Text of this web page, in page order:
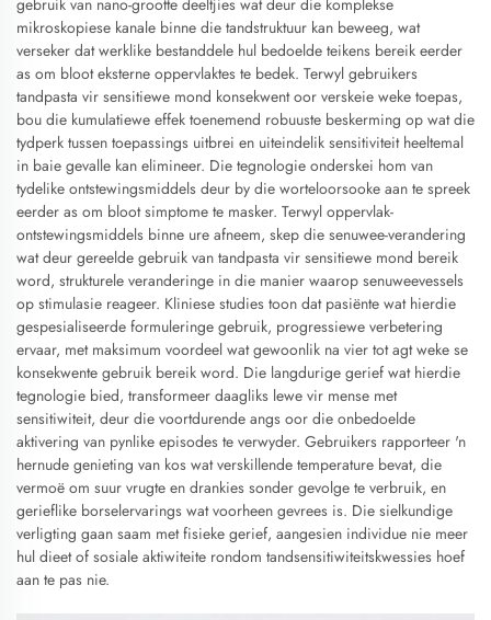
gebruik van nano-grootte deeltjies wat deur die komplekse
mikroskopiese kanale binne die tandstruktuur kan beweeg, wat
verseker dat werklike bestanddele hul bedoelde teikens bereik eerder
as om bloot eksterne oppervlaktes te bedek. Terwyl gebruikers
tandpasta vir sensitiewe mond konsekwent oor verskeie weke toepas,
bou die kumulatiewe effek toenemend robuuste beskerming op wat die
tydperk tussen toepassings uitbrei en uiteindelik sensitiviteit heeltemal
in baie gevalle kan elimineer. Die tegnologie onderskei hom van
tydelike ontstewingsmiddels deur by die worteloorsooke aan te spreek
eerder as om bloot simptome te masker. Terwyl oppervlak-
ontstewingsmiddels binne ure afneem, skep die senuwee-verandering
wat deur gereelde gebruik van tandpasta vir sensitiewe mond bereik
word, strukturele veranderinge in die manier waarop senuweevessels
op stimulasie reageer. Kliniese studies toon dat pasiënte wat hierdie
gespesialiseerde formuleringe gebruik, progressiewe verbetering
ervaar, met maksimum voordeel wat gewoonlik na vier tot agt weke se
konsekwente gebruik bereik word. Die langdurige gerief wat hierdie
tegnologie bied, transformeer daagliks lewe vir mense met
sensitiwiteit, deur die voortdurende angs oor die onbedoelde
aktivering van pynlike episodes te verwyder. Gebruikers rapporteer 'n
hernude genieting van kos wat verskillende temperature bevat, die
vermoë om suur vrugte en drankies sonder gevolge te verbruik, en
gerieflike borselervarings wat voorheen gevrees is. Die sielkundige
verligting gaan saam met fisieke gerief, aangesien individue nie meer
hul dieet of sosiale aktiwiteite rondom tandsensitiwiteitskwessies hoef
aan te pas nie.